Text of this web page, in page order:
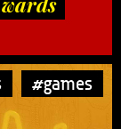
#games